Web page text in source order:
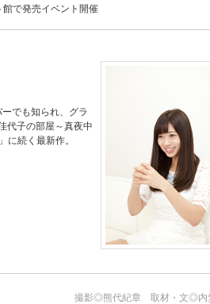
で発売イベント開催
でも知られ、グラ
代子の部屋～真夜中
続く最新作。
撮影◎熊代紀章 取材・文◎内